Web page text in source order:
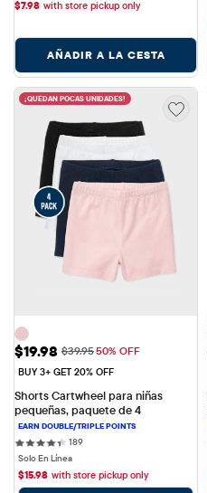
$7.98 with store pickup only
AÑADIR A LA CESTA
¡QUEDAN POCAS UNIDADES!
Precio de venta: $19.98
$19.98 Precio original: $39.95
$39.9550% OFF
BUY 3+ GET 20% OFF
Shorts Cartwheel para niñas
pequeñas, paquete de 4
189189 reviews
Solo En Línea
$15.98 with store pickup only